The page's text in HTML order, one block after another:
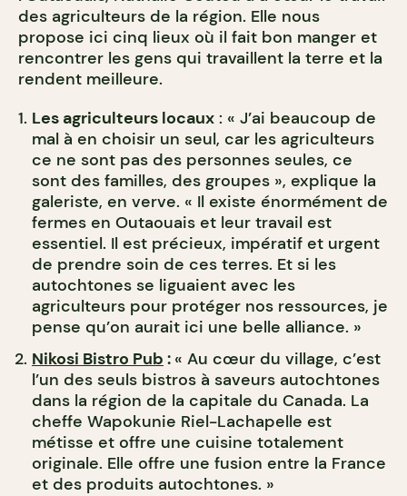
des agriculteurs de la région. Elle nous
propose ici cinq lieux où il fait bon manger et
rencontrer les gens qui travaillent la terre et la
rendent meilleure.
Les agriculteurs locaux : « J’ai beaucoup de
mal à en choisir un seul, car les agriculteurs
ce ne sont pas des personnes seules, ce
sont des familles, des groupes », explique la
galeriste, en verve. « Il existe énormément de
fermes en Outaouais et leur travail est
essentiel. Il est précieux, impératif et urgent
de prendre soin de ces terres. Et si les
autochtones se liguaient avec les
agriculteurs pour protéger nos ressources, je
pense qu’on aurait ici une belle alliance. »
Nikosi Bistro Pub : « Au cœur du village, c’est
l’un des seuls bistros à saveurs autochtones
dans la région de la capitale du Canada. La
cheffe Wapokunie Riel-Lachapelle est
métisse et offre une cuisine totalement
originale. Elle offre une fusion entre la France
et des produits autochtones. »